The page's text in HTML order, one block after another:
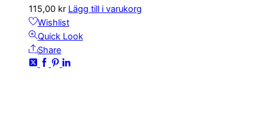
115,00 kr Lägg till i varukorg
Wishlist
Quick Look
Share